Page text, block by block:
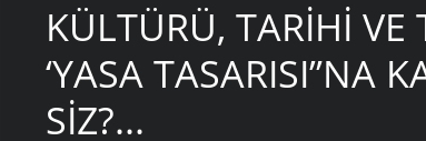
KÜLTÜRÜ, TARIHI
‘YASA TASARISI”NA
SIZ?...